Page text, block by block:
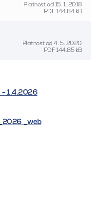
Platnost od15. 1. 2018
PDF144.84 kB
Platnost od4. 5. 2020
PDF144.85 kB
- 1.4.2026
_web